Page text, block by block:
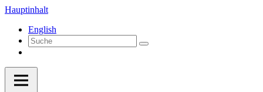
Hauptinhalt
English